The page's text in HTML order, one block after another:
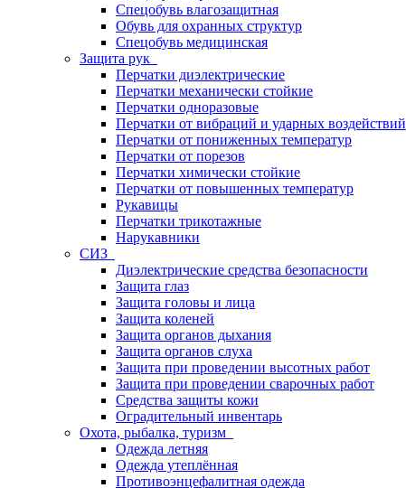
Спецобувь влагозащитная
Обувь для охранных структур
Спецобувь медицинская
Защита рук
Перчатки диэлектрические
Перчатки механически стойкие
Перчатки одноразовые
Перчатки от вибраций и ударных воздействий
Перчатки от пониженных температур
Перчатки от порезов
Перчатки химически стойкие
Перчатки от повышенных температур
Рукавицы
Перчатки трикотажные
Нарукавники
СИЗ
Диэлектрические средства безопасности
Защита глаз
Защита головы и лица
Защита коленей
Защита органов дыхания
Защита органов слуха
Защита при проведении высотных работ
Защита при проведении сварочных работ
Средства защиты кожи
Оградительный инвентарь
Охота, рыбалка, туризм
Одежда летняя
Одежда утеплённая
Противоэнцефалитная одежда